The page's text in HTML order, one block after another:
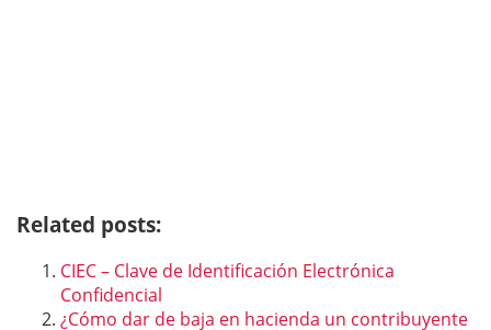
Related posts:
CIEC – Clave de Identificación Electrónica
Confidencial
¿Cómo dar de baja en hacienda un contribuyente